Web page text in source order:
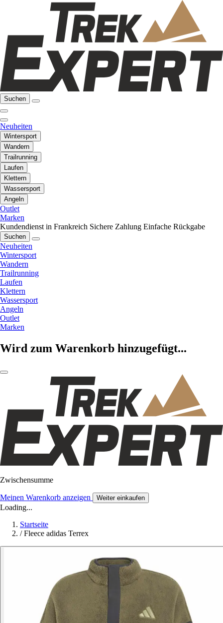
Suchen
Neuheiten
Wintersport
Wandern
Trailrunning
Laufen
Klettern
Wassersport
Angeln
Outlet
Marken
Kundendienst in Frankreich Sichere Zahlung Einfache Rückgabe
Suchen
Neuheiten
Wintersport
Wandern
Trailrunning
Laufen
Klettern
Wassersport
Angeln
Outlet
Marken
Wird zum Warenkorb hinzugefügt...
Zwischensumme
Meinen Warenkorb anzeigen Weiter einkaufen
Loading...
Startseite
/ Fleece adidas Terrex